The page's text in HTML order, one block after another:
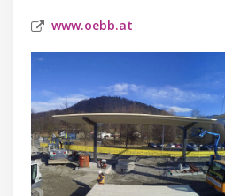
www.oebb.at